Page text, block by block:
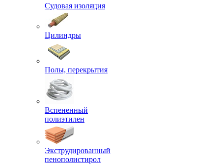
Судовая изоляция
Цилиндры
Полы, перекрытия
Вспененный
полиэтилен
Экструдированный
пенополистирол